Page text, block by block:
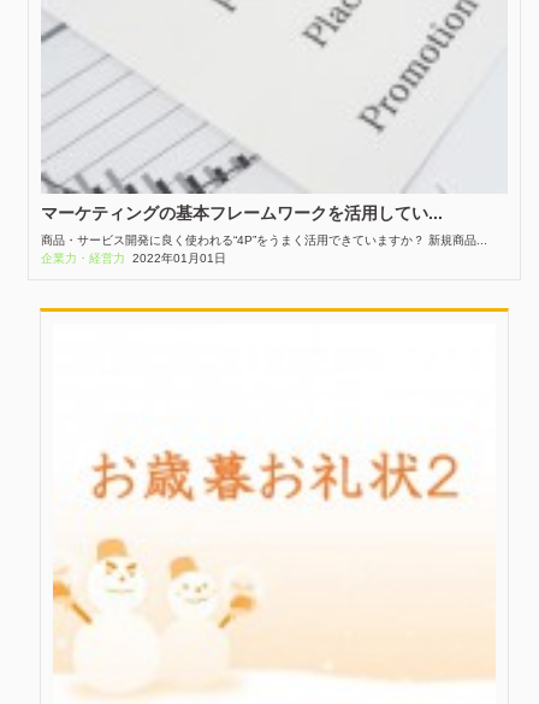
マーケティングの基本フレームワークを活用してい...
商品・サービス開発に良く使われる“4P”をうまく活用できていますか？ 新規商品...
企業力・経営力
2022年01月01日